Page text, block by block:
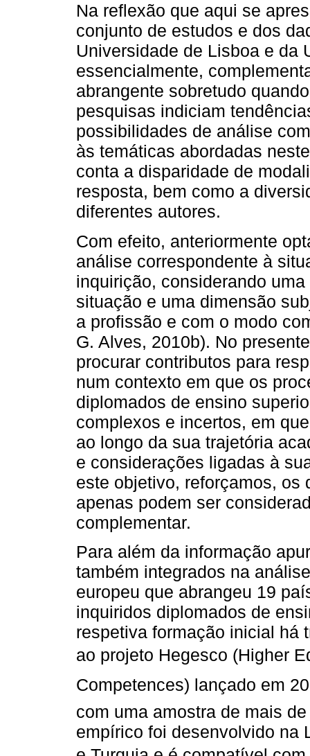
Na reflexão que aqui se
conjunto de estudos e dos
Universidade de Lisboa e da
essencialmente,
abrangente sobretudo
pesquisas indiciam
possibilidades de análise
às temáticas abordadas
conta a disparidade de
resposta, bem como a
diferentes autores.
Com efeito, anteriormente
análise correspondente à
inquirição, considerando
situação e uma dimensão
a profissão e com o modo
G. Alves, 2010b). No
procurar contributos para
num contexto em que os
diplomados de ensino
complexos e incertos, em
ao longo da sua trajetória
e considerações ligadas à
este objetivo, reforçamos, os
apenas podem ser
complementar.
Para além da informação
também integrados na
europeu que abrangeu 19
inquiridos diplomados de
respetiva formação inicial há
ao projeto Hegesco (Higher
Competences) lançado em
com uma amostra de mais
empírico foi desenvolvido na